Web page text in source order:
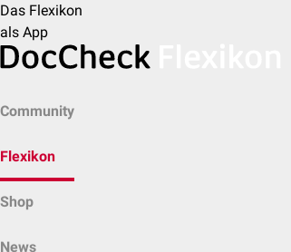
Das Flexikon
als App
Community
Flexikon
Shop
News